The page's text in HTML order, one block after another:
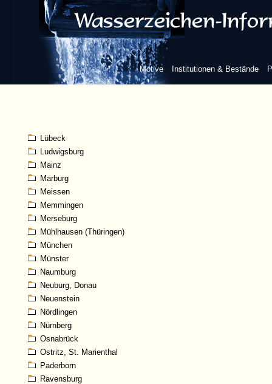
Motive Institutionen & Bestände
Karlsruhe
Kassel
Kempten (Allgäu)
Kleve
Koblenz
Köln
Königsberg
Lübeck
Ludwigsburg
Mainz
Marburg
Meissen
Memmingen
Merseburg
Mühlhausen (Thüringen)
München
Münster
Naumburg
Neuburg, Donau
Neuenstein
Nördlingen
Nürnberg
Osnabrück
Ostritz, St. Marienthal
Paderborn
Ravensburg